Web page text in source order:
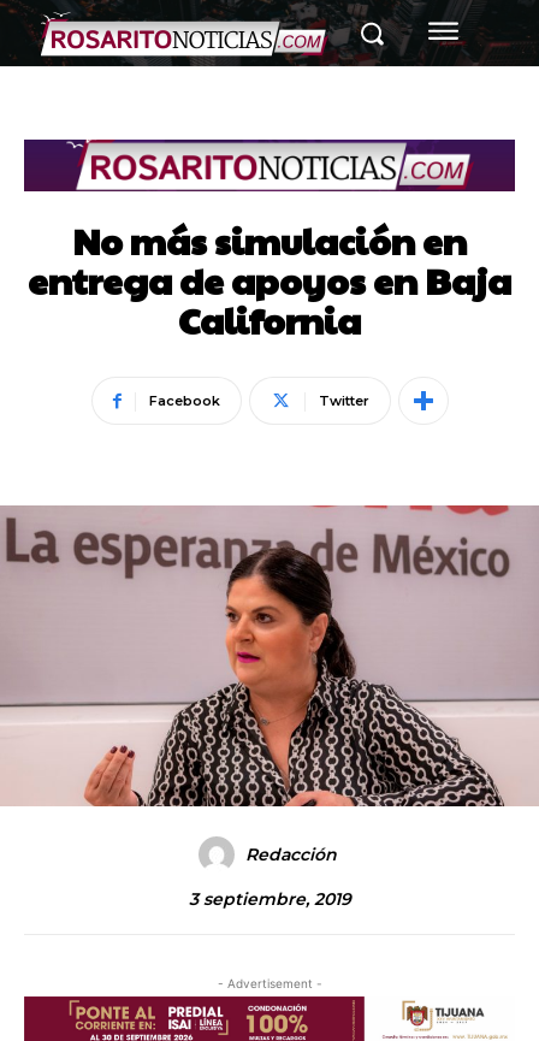
No más simulación en
entrega de apoyos en Baja
California
Facebook Twitter
Redacción
3 septiembre, 2019
- Advertisement -